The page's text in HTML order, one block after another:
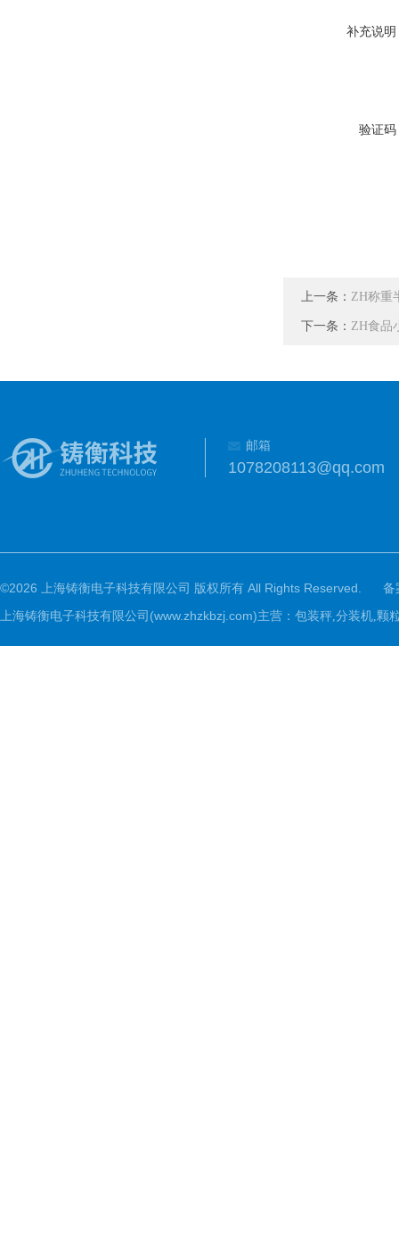
补充说明
验证码
上一条： ZH称重
下一条： ZH食品
邮箱
1078208113@qq.com
©2026 上海铸衡电子科技有限公司 版权所有 All Rights Reserved.
备
上海铸衡电子科技有限公司(www.zhzkbzj.com)主营： 包装秤,分装机,颗